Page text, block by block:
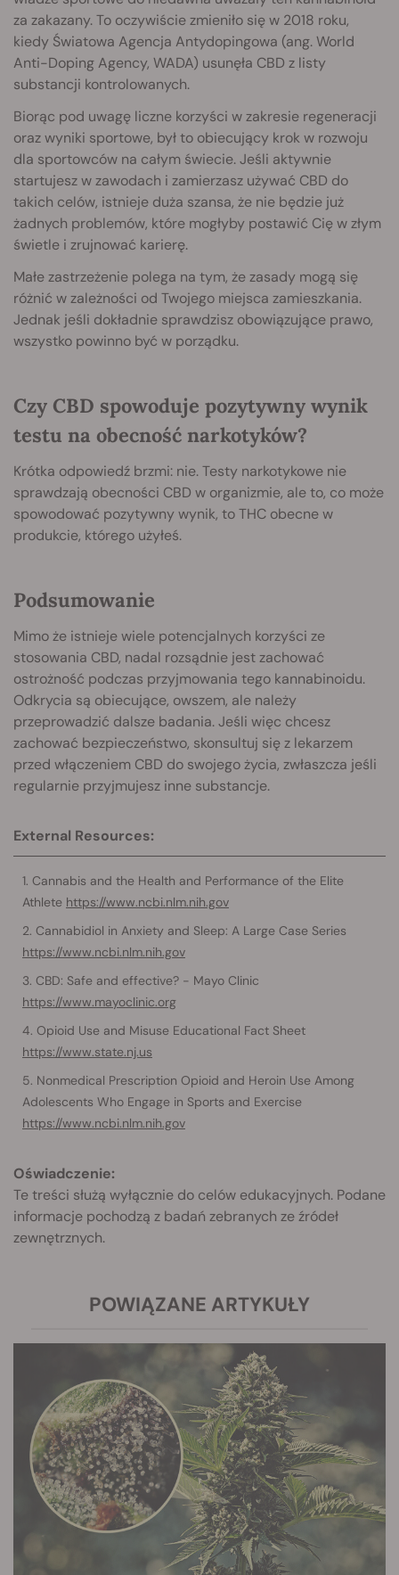
za zakazany. To oczywiście zmieniło się w 2018 roku,
kiedy Światowa Agencja Antydopingowa (ang. World
Anti-Doping Agency, WADA) usunęła CBD z listy
substancji kontrolowanych.
Biorąc pod uwagę liczne korzyści w zakresie regeneracji
oraz wyniki sportowe, był to obiecujący krok w rozwoju
dla sportowców na całym świecie. Jeśli aktywnie
startujesz w zawodach i zamierzasz używać CBD do
takich celów, istnieje duża szansa, że nie będzie już
żadnych problemów, które mogłyby postawić Cię w złym
świetle i zrujnować karierę.
Małe zastrzeżenie polega na tym, że zasady mogą się
różnić w zależności od Twojego miejsca zamieszkania.
Jednak jeśli dokładnie sprawdzisz obowiązujące prawo,
wszystko powinno być w porządku.
Czy CBD spowoduje pozytywny wynik
testu na obecność narkotyków?
Krótka odpowiedź brzmi: nie. Testy narkotykowe nie
sprawdzają obecności CBD w organizmie, ale to, co może
spowodować pozytywny wynik, to THC obecne w
produkcie, którego użyłeś.
Podsumowanie
Mimo że istnieje wiele potencjalnych korzyści ze
stosowania CBD, nadal rozsądnie jest zachować
ostrożność podczas przyjmowania tego kannabinoidu.
Odkrycia są obiecujące, owszem, ale należy
przeprowadzić dalsze badania. Jeśli więc chcesz
zachować bezpieczeństwo, skonsultuj się z lekarzem
przed włączeniem CBD do swojego życia, zwłaszcza jeśli
regularnie przyjmujesz inne substancje.
External Resources:
Cannabis and the Health and Performance of the Elite
Athlete https://www.ncbi.nlm.nih.gov
Cannabidiol in Anxiety and Sleep: A Large Case Series
https://www.ncbi.nlm.nih.gov
CBD: Safe and effective? - Mayo Clinic
https://www.mayoclinic.org
Opioid Use and Misuse Educational Fact Sheet
https://www.state.nj.us
Nonmedical Prescription Opioid and Heroin Use Among
Adolescents Who Engage in Sports and Exercise
https://www.ncbi.nlm.nih.gov
Oświadczenie:
Te treści służą wyłącznie do celów edukacyjnych. Podane
informacje pochodzą z badań zebranych ze źródeł
zewnętrznych.
POWIĄZANE ARTYKUŁY